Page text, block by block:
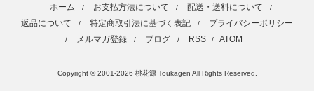
ホーム / お支払方法について / 配送・送料について /
返品について / 特定商取引法に基づく表記 / プライバシーポリシー
/ メルマガ登録 / ブログ / RSS / ATOM
Copyright © 2001-2026 桃花源 Toukagen All Rights Reserved.